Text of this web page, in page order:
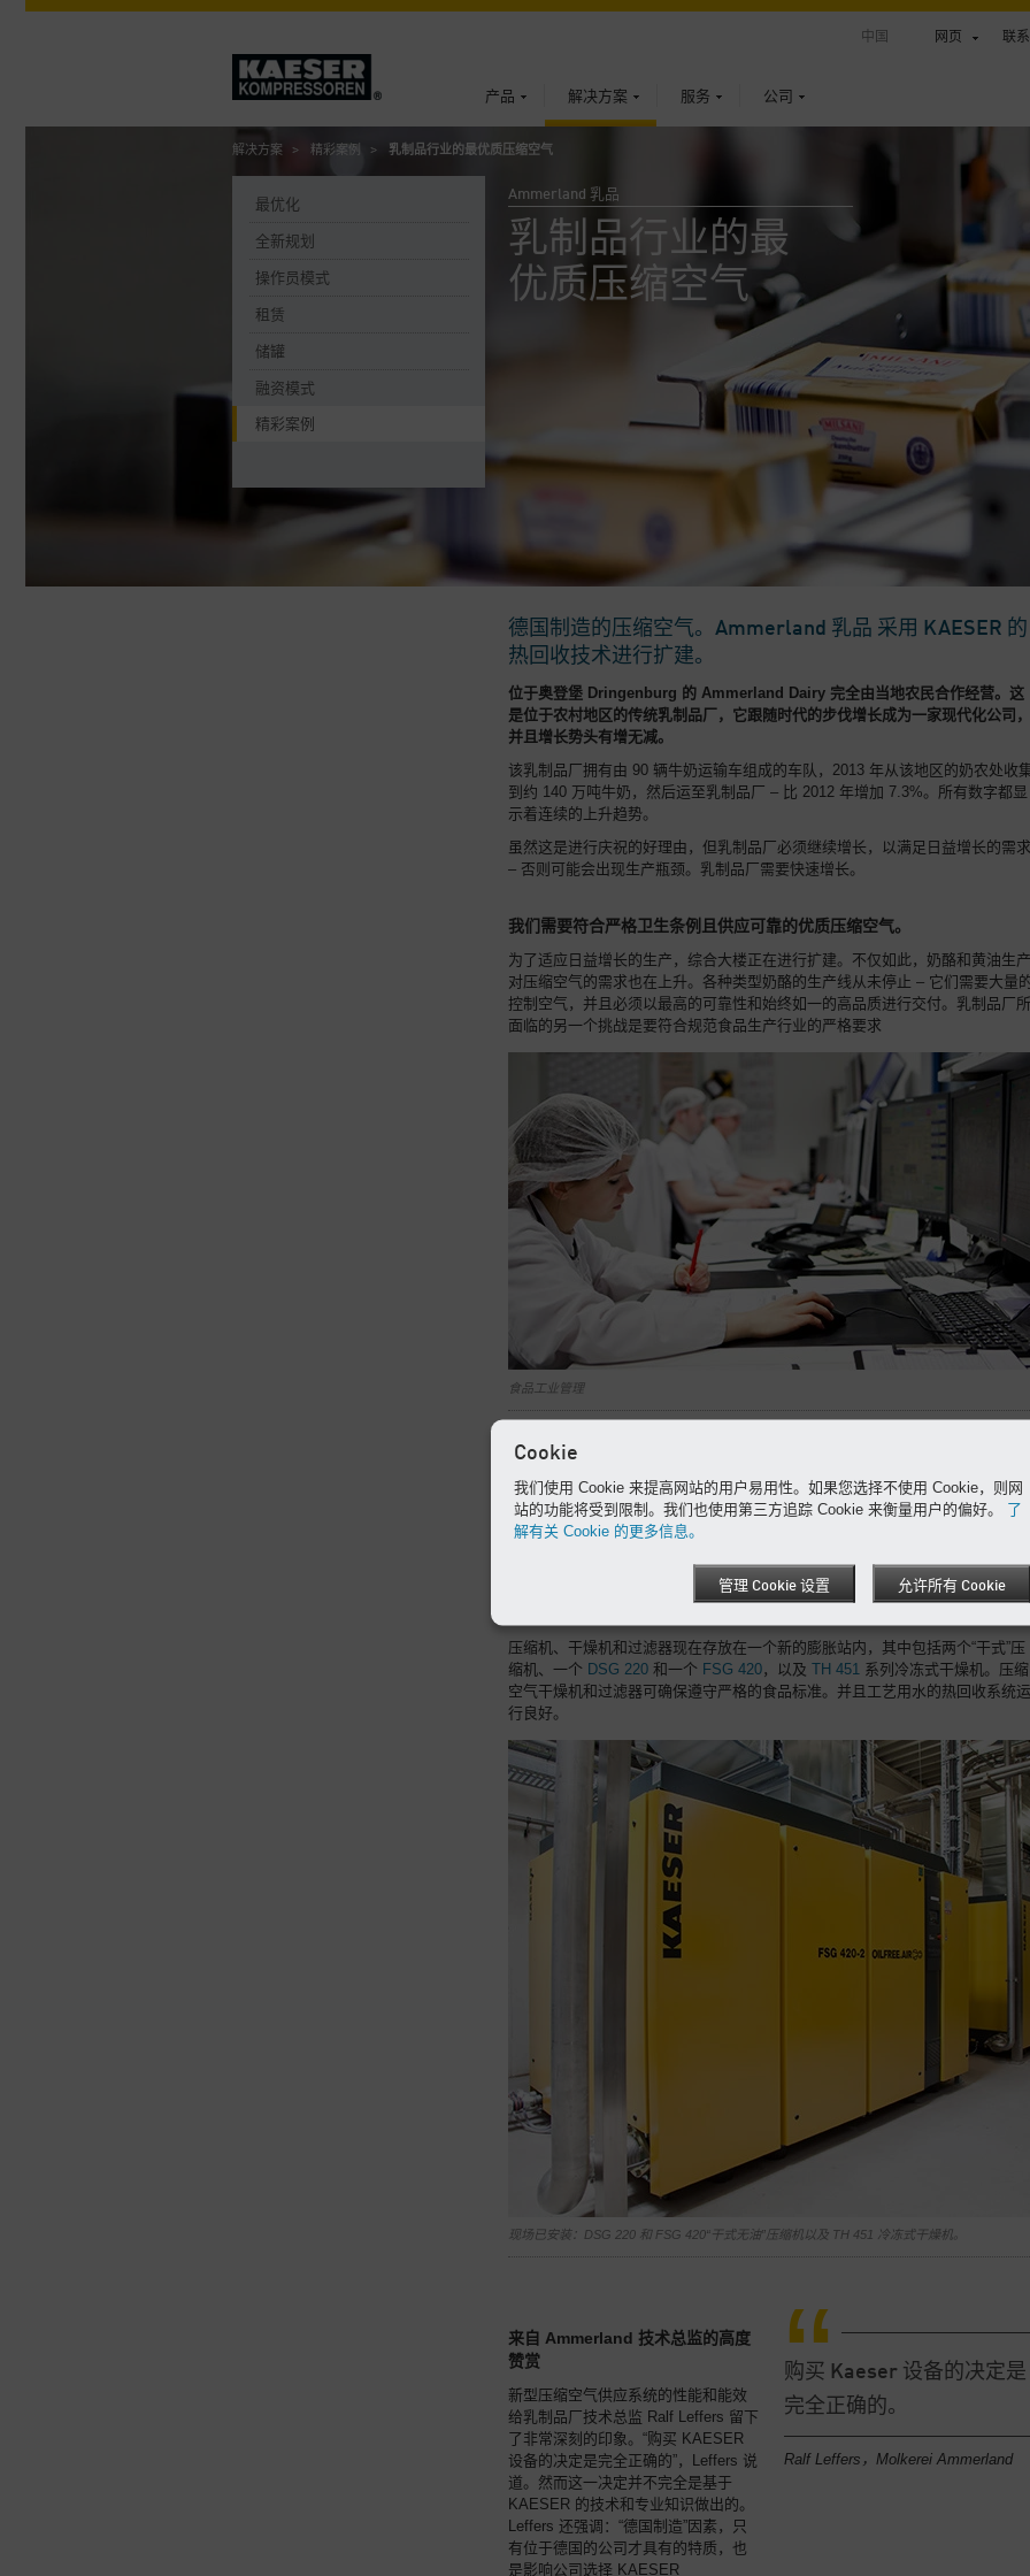
产品 解决方案 服务 公司
中国 网页 联
解决方案 精彩案例 乳制品行业的最优质压缩空气
Ammerland 乳品
乳制品行业的最
优质压缩空气
最优化
全新规划
操作员模式
租赁
储罐
融资模式
精彩案例
德国制造的压缩空气。Ammerland 乳品 采用 KAESER 的
热回收技术进行扩建。
位于奥登堡 Dringenburg 的 Ammerland Dairy 完全由当地农民合作经营。这
是位于农村地区的传统乳制品厂，它跟随时代的步伐增长成为一家现代化公司，
并且增长势头有增无减。
该乳制品厂拥有由 90 辆牛奶运输车组成的车队，2013 年从该地区的奶农处收
到约 140 万吨牛奶，然后运至乳制品厂 – 比 2012 年增加 7.3%。所有数字都显
示着连续的上升趋势。
虽然这是进行庆祝的好理由，但乳制品厂必须继续增长，以满足日益增长的需求
– 否则可能会出现生产瓶颈。乳制品厂需要快速增长。
我们需要符合严格卫生条例且供应可靠的优质压缩空气。
为了适应日益增长的生产，综合大楼正在进行扩建。不仅如此，奶酪和黄油生产
对压缩空气的需求也在上升。各种类型奶酪的生产线从未停止 – 它们需要大量
控制空气，并且必须以最高的可靠性和始终如一的高品质进行交付。乳制品厂所
面临的另一个挑战是要符合规范食品生产行业的严格要求
食品工业管理
超出预期的能源节约
奶酪生产需要大量的温水：例如，在半软奶酪的生产中，它用于凝乳洗涤以实现
均匀的稠度。此外，在牛奶浓缩过程中产生的水蒸气凝结成蒸馏水，并用于清洁
目的。在从压缩机排气中回收热量方面，KAESER 拥有丰富的专业知识，这正
压缩机、干燥机和过滤器现在存放在一个新的膨胀站内，其中包括两个“干式”压
缩机、一个 DSG 220 和一个 FSG 420，以及 TH 451 系列冷冻式干燥机。压缩
空气干燥机和过滤器可确保遵守严格的食品标准。并且工艺用水的热回收系统运
行良好。
现场已安装：DSG 220 和 FSG 420“干式无油”压缩机以及 TH 451 冷冻式干燥机。
来自 Ammerland 技术总监的高度
赞赏
新型压缩空气供应系统的性能和能效
给乳制品厂技术总监 Ralf Leffers 留下
了非常深刻的印象。“购买 KAESER
设备的决定是完全正确的”，Leffers 说
道。然而这一决定并不完全是基于
KAESER 的技术和专业知识做出的。
Leffers 还强调：“德国制造”因素，只
有位于德国的公司才具有的特质，也
是影响公司选择 KAESER
购买 Kaeser 设备的决定是
完全正确的。
Ralf Leffers，Molkerei Ammerland
Cookie
我们使用 Cookie 来提高网站的用户易用性。如果您选择不使用 Cookie，则网
站的功能将受到限制。我们也使用第三方追踪 Cookie 来衡量用户的偏好。 了
解有关 Cookie 的更多信息。
管理 Cookie 设置 允许所有 Cookie